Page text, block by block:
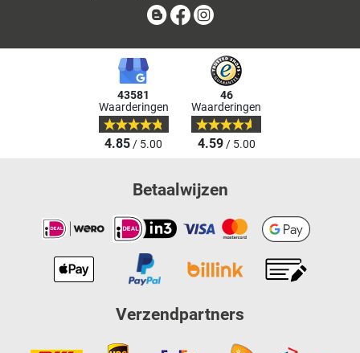
BlogFacebook
43581
Waarderingen
4.85/ 5.00
46
Waarderingen
4.59/ 5.00
Betaalwijzen
Verzendpartners